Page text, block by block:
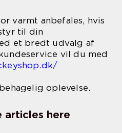
varmt anbefales, hvis
til din
et bredt udvalg af
vil du med
oplevelse.
articles here